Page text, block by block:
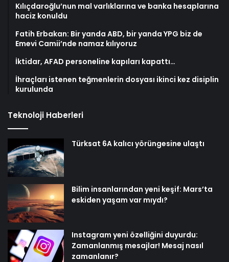
Kılıçdaroğlu’nun mal varlıklarına ve banka hesaplarına
haciz konuldu
Fatih Erbakan: Bir yanda ABD, bir yanda YPG biz de
Emevi Camii’nde namaz kılıyoruz
İktidar, AFAD personeline kapıları kapattı…
İhraçları istenen teğmenlerin dosyası ikinci kez disiplin
kurulunda
Teknoloji Haberleri
Türksat 6A kalıcı yörüngesine ulaştı
Bilim insanlarından yeni keşif: Mars’ta
eskiden yaşam var mıydı?
Instagram yeni özelliğini duyurdu:
Zamanlanmış mesajlar! Mesaj nasıl
zamanlanır?